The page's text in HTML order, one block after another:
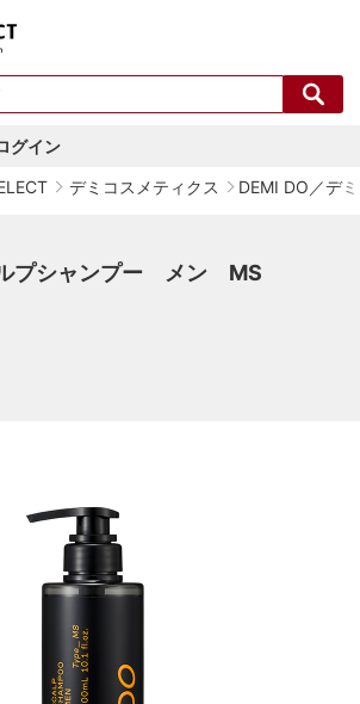
グイン
デミコスメティクス DEMI DO／デ
プシャンプー メン MS